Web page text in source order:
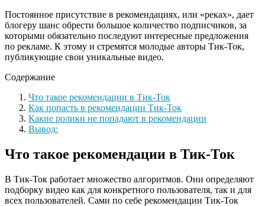
Постоянное присутствие в рекомендациях, или «реках», дает
блогеру шанс обрести большое количество подписчиков, за
которыми обязательно последуют интересные предложения
по рекламе. К этому и стремятся молодые авторы Тик-Ток,
публикующие свои уникальные видео.
Содержание
Что такое рекомендации в Тик-Ток
Как попасть в рекомендации Тик-Ток
Какие ролики не попадают в рекомендации
Вывод:
Что такое рекомендации в Тик-Ток
В Тик-Ток работает множество алгоритмов. Они определяют
подборку видео как для конкретного пользователя, так и для
всех пользователей. Сами по себе рекомендации Тик-Ток